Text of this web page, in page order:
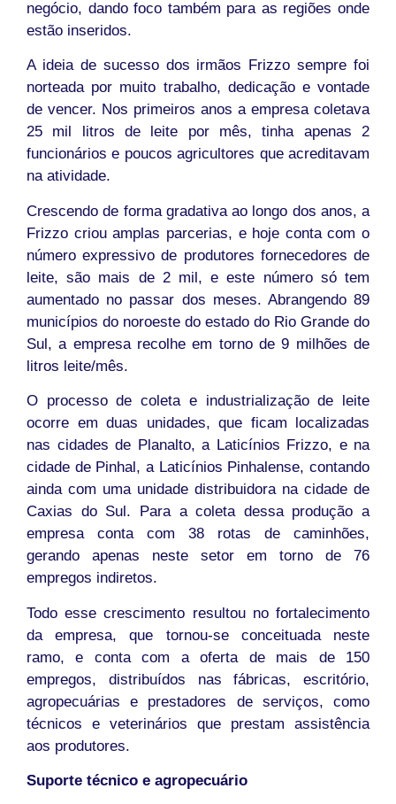
negócio, dando foco também para as regiões onde
estão inseridos.
A ideia de sucesso dos irmãos Frizzo sempre foi
norteada por muito trabalho, dedicação e vontade
de vencer. Nos primeiros anos a empresa coletava
25 mil litros de leite por mês, tinha apenas 2
funcionários e poucos agricultores que acreditavam
na atividade.
Crescendo de forma gradativa ao longo dos anos, a
Frizzo criou amplas parcerias, e hoje conta com o
número expressivo de produtores fornecedores de
leite, são mais de 2 mil, e este número só tem
aumentado no passar dos meses. Abrangendo 89
municípios do noroeste do estado do Rio Grande do
Sul, a empresa recolhe em torno de 9 milhões de
litros leite/mês.
O processo de coleta e industrialização de leite
ocorre em duas unidades, que ficam localizadas
nas cidades de Planalto, a Laticínios Frizzo, e na
cidade de Pinhal, a Laticínios Pinhalense, contando
ainda com uma unidade distribuidora na cidade de
Caxias do Sul. Para a coleta dessa produção a
empresa conta com 38 rotas de caminhões,
gerando apenas neste setor em torno de 76
empregos indiretos.
Todo esse crescimento resultou no fortalecimento
da empresa, que tornou-se conceituada neste
ramo, e conta com a oferta de mais de 150
empregos, distribuídos nas fábricas, escritório,
agropecuárias e prestadores de serviços, como
técnicos e veterinários que prestam assistência
aos produtores.
Suporte técnico e agropecuário